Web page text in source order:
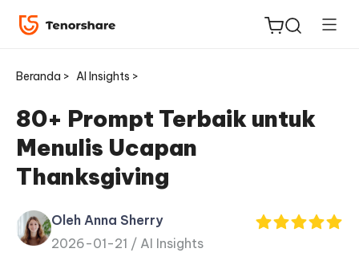
ReiBoot
untuk
iOS
Tenorshare
Beranda > AI Insights >
80+ Prompt Terbaik untuk
Menulis Ucapan
Thanksgiving
Oleh Anna Sherry
2026-01-21 / AI Insights